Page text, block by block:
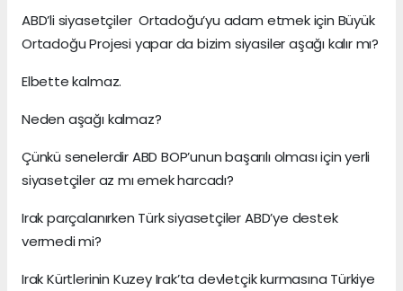
ABD’li siyasetçiler Ortadoğu’yu adam etmek için Büyük
Ortadoğu Projesi yapar da bizim siyasiler aşağı kalır mı?
Elbette kalmaz.
Neden aşağı kalmaz?
Çünkü senelerdir ABD BOP’unun başarılı olması için yerli
siyasetçiler az mı emek harcadı?
Irak parçalanırken Türk siyasetçiler ABD’ye destek
vermedi mi?
Irak Kürtlerinin Kuzey Irak’ta devletçik kurmasına Türkiye